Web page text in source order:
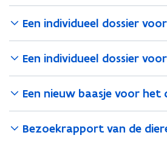
Een individueel dossier
Een individueel dossier
Een nieuw baasje voor het
Bezoekrapport van de